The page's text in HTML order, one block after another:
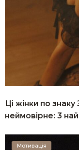
Ці жінки по
неймовірне: 3
Мотивація